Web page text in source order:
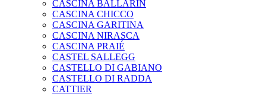
CASCINA BALLARIN
CASCINA CHICCO
CASCINA GARITINA
CASCINA NIRASCA
CASCINA PRAIÉ
CASTEL SALLEGG
CASTELLO DI GABIANO
CASTELLO DI RADDA
CATTIER